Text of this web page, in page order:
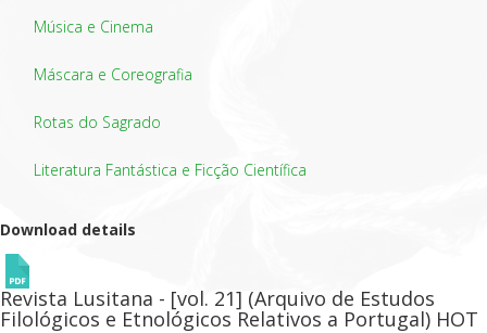
Música e Cinema
Máscara e Coreografia
Rotas do Sagrado
Literatura Fantástica e Ficção Científica
Download details
Revista Lusitana - [vol. 21] (Arquivo de Estudos
Filológicos e Etnológicos Relativos a Portugal) HOT